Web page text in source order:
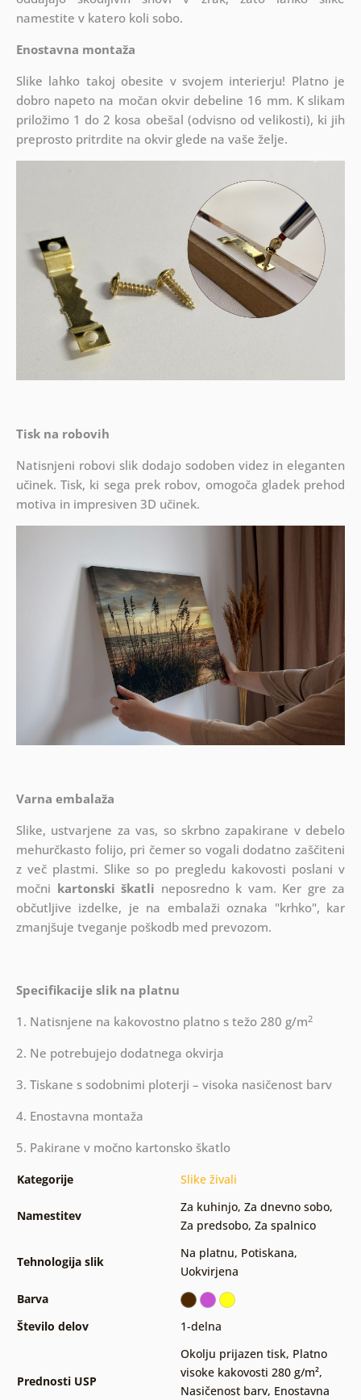
namestite v katero koli sobo.
Enostavna montaža
Slike lahko takoj obesite v svojem interierju! Platno je
dobro napeto na močan okvir debeline 16 mm. K slikam
priložimo 1 do 2 kosa obešal (odvisno od velikosti), ki jih
preprosto pritrdite na okvir glede na vaše želje.
Tisk na robovih
Natisnjeni robovi slik dodajo sodoben videz in eleganten
učinek. Tisk, ki sega prek robov, omogoča gladek prehod
motiva in impresiven 3D učinek.
Varna embalaža
Slike, ustvarjene za vas, so skrbno zapakirane v debelo
mehurčkasto folijo, pri čemer so vogali dodatno zaščiteni
z več plastmi. Slike so po pregledu kakovosti poslani v
močni kartonski škatli neposredno k vam. Ker gre za
občutljive izdelke, je na embalaži oznaka "krhko", kar
zmanjšuje tveganje poškodb med prevozom.
Specifikacije slik na platnu
1. Natisnjene na kakovostno platno s težo 280 g/m2
2. Ne potrebujejo dodatnega okvirja
3. Tiskane s sodobnimi ploterji – visoka nasičenost barv
4. Enostavna montaža
5. Pakirane v močno kartonsko škatlo
Kategorije Slike živali
Namestitev
Za kuhinjo, Za dnevno sobo,
Za predsobo, Za spalnico
Tehnologija slik
Na platnu, Potiskana,
Uokvirjena
Barva
Število delov
1-delna
Prednosti USP
Okolju prijazen tisk, Platno
visoke kakovosti 280 g/m²,
Nasičenost barv, Enostavna